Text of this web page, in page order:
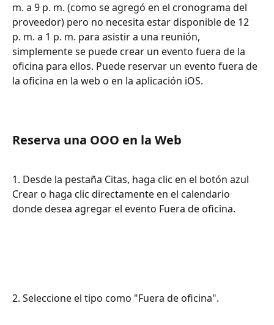
m. a 9 p. m. (como se agregó en el cronograma del
proveedor) pero no necesita estar disponible de 12
p. m. a 1 p. m. para asistir a una reunión,
simplemente se puede crear un evento fuera de la
oficina para ellos. Puede reservar un evento fuera de
la oficina en la web o en la aplicación iOS.
Reserva una OOO en la Web
1. Desde la pestaña Citas, haga clic en el botón azul
Crear o haga clic directamente en el calendario
donde desea agregar el evento Fuera de oficina.
2. Seleccione el tipo como "Fuera de oficina".